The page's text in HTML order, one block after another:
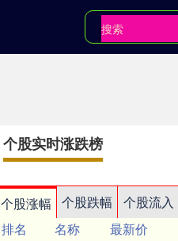
个股实时涨跌榜
个股涨幅 个股跌幅 个股流入
排名
名称 最新价